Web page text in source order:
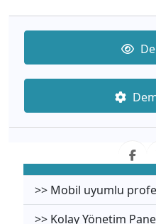
>> Mobil uyumlu
>> Kolay Yönetim